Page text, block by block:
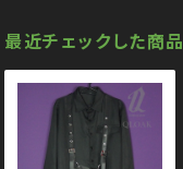
最近チェックした商品